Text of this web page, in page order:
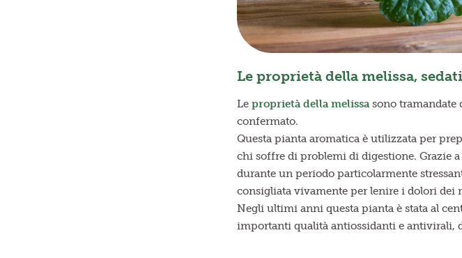
Le proprietà della melissa,
Le proprietà della melissasono tramandate
confermato.
Questa pianta aromatica è utilizzata per
chi soffre di problemi di digestione. Grazie
durante un periodo particolarmente
consigliata vivamente per lenire i dolori dei
Negli ultimi anni questa pianta è stata al
importanti qualità antiossidanti e antivirali,